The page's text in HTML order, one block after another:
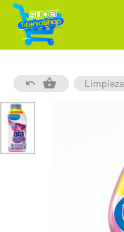
Limpieza